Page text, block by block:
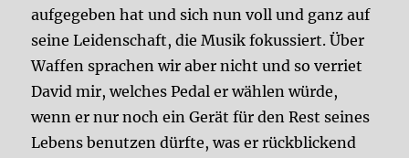
aufgegeben hat und sich nun voll und ganz auf
seine Leidenschaft, die Musik fokussiert. Über
Waffen sprachen wir aber nicht und so verriet
David mir, welches Pedal er wählen würde,
wenn er nur noch ein Gerät für den Rest seines
Lebens benutzen dürfte, was er rückblickend